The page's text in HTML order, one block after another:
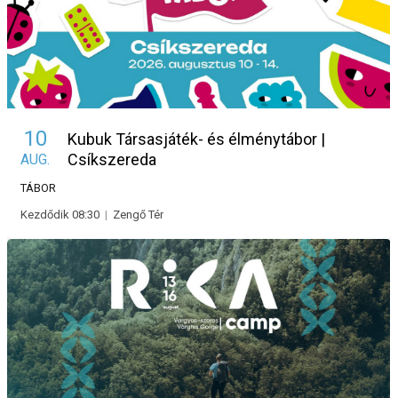
10
AUG.
Kubuk Társasjáték- és élménytábor |
Csíkszereda
TÁBOR
Kezdődik 08:30 | Zengő Tér